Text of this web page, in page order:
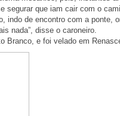
segurar que iam cair com o
indo de encontro com a ponte,
nada”, disse o caroneiro.
Branco, e foi velado em